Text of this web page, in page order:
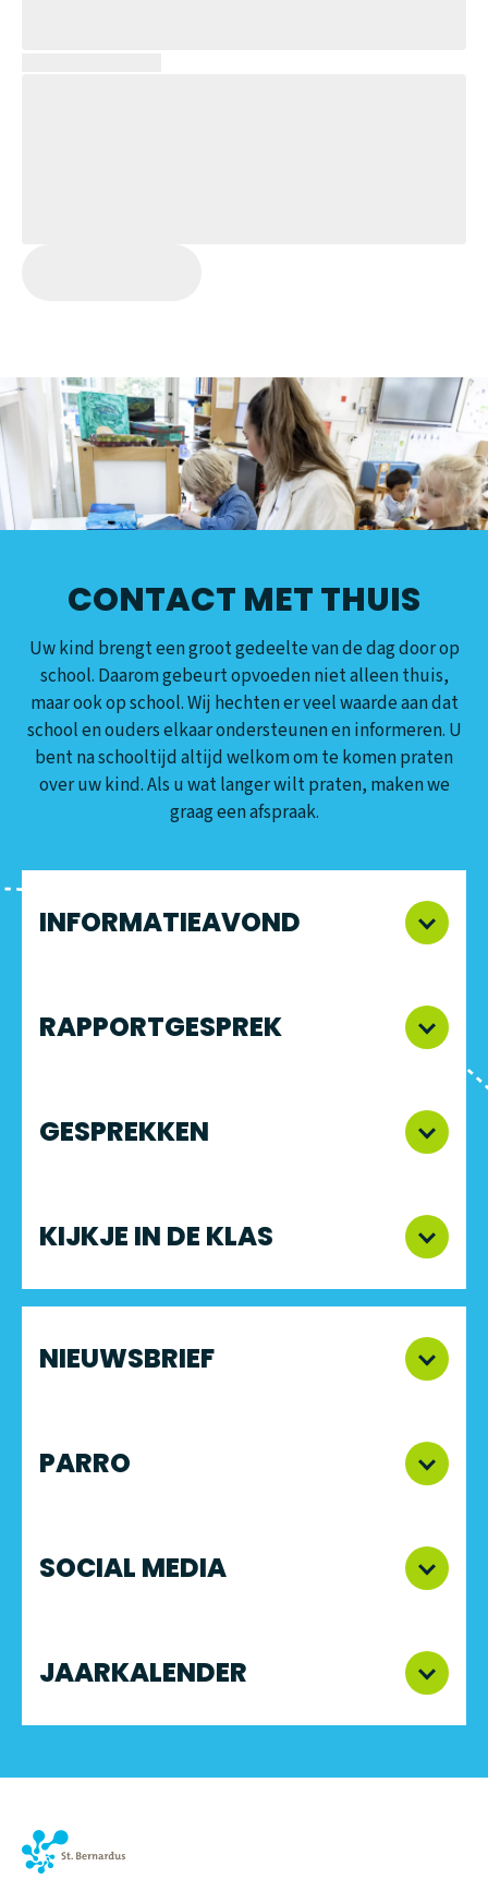
CONTACT MET THUIS
Uw kind brengt een groot gedeelte van de dag door op
school. Daarom gebeurt opvoeden niet alleen thuis,
maar ook op school. Wij hechten er veel waarde aan dat
school en ouders elkaar ondersteunen en informeren. U
bent na schooltijd altijd welkom om te komen praten
over uw kind. Als u wat langer wilt praten, maken we
graag een afspraak.
INFORMATIEAVOND
RAPPORTGESPREK
GESPREKKEN
KIJKJE IN DE KLAS
NIEUWSBRIEF
PARRO
SOCIAL MEDIA
JAARKALENDER